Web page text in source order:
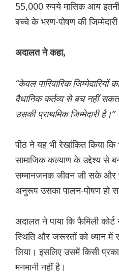
55,000 रुपये मासिक आय
बच्चे के भरण-पोषण की
अदालत ने कहा,
“केवल पारिवारिक
वैधानिक कर्तव्य से बच नहीं
उसकी प्राथमिक जिम्मेदारी है।”
पीठ ने यह भी रेखांकित किया
सामाजिक कल्याण के उद्देश्य से
सम्मानजनक जीवन जी सके और
अनुरूप उसका पालन-पोषण हो
अदालत ने पाया कि फैमिली
स्थिति और जरूरतों को ध्यान में
लिया। इसलिए उसमें किसी
मनमानी नहीं है।